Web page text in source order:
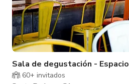
Sala de degustación -
60+ invitados